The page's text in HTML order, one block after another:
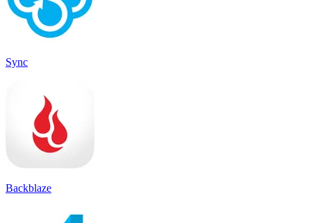
Sync
Backblaze